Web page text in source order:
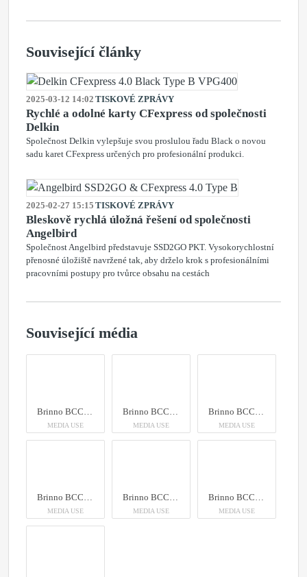
Související články
2025-03-12 14:02 TISKOVÉ ZPRÁVY
Rychlé a odolné karty CFexpress od společnosti
Delkin
Společnost Delkin vylepšuje svou proslulou řadu Black o novou
sadu karet CFexpress určených pro profesionální produkci.
2025-02-27 15:15 TISKOVÉ ZPRÁVY
Bleskově rychlá úložná řešení od společnosti
Angelbird
Společnost Angelbird představuje SSD2GO PKT. Vysokorychlostní
přenosné úložiště navržené tak, aby drželo krok s profesionálními
pracovními postupy pro tvůrce obsahu na cestách
Související média
Brinno BCC5000 4K Construction Camera Bundle
MEDIA USE
Brinno BCC5000 4K Construction Camera Bundle
MEDIA USE
Brinno BCC5000 4K Construction Camera Bundle
MEDIA USE
Brinno BCC5000 4K Construction Camera Bundle
MEDIA USE
Brinno BCC5000 4K Construction Camera Bundle
MEDIA USE
Brinno BCC5000 4K Construction Camera Bundle
MEDIA USE